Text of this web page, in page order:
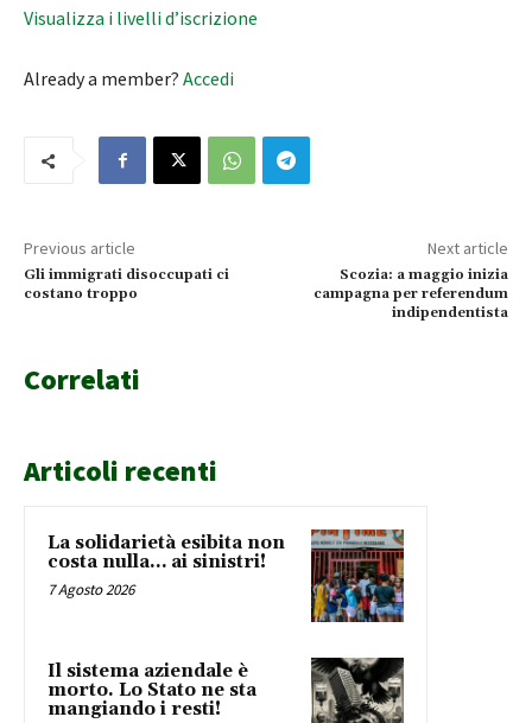
Visualizza i livelli d’iscrizione
Already a member? Accedi
Previous article
Gli immigrati disoccupati ci
costano troppo
Next article
Scozia: a maggio inizia
campagna per referendum
indipendentista
Correlati
Articoli recenti
La solidarietà esibita non
costa nulla… ai sinistri!
7 Agosto 2026
Il sistema aziendale è
morto. Lo Stato ne sta
mangiando i resti!